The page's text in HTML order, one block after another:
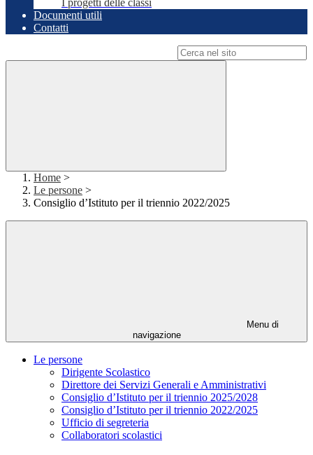
I progetti delle classi
Documenti utili
Contatti
Home >
Le persone >
Consiglio d’Istituto per il triennio 2022/2025
Menu di
navigazione
Le persone
Dirigente Scolastico
Direttore dei Servizi Generali e Amministrativi
Consiglio d’Istituto per il triennio 2025/2028
Consiglio d’Istituto per il triennio 2022/2025
Ufficio di segreteria
Collaboratori scolastici